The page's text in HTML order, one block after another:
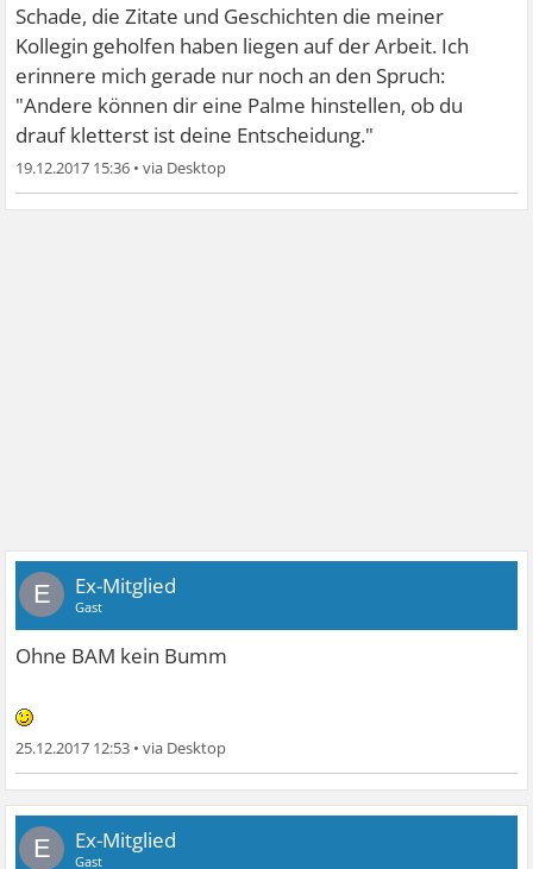
Schade, die Zitate und Geschichten die meiner
Kollegin geholfen haben liegen auf der Arbeit. Ich
erinnere mich gerade nur noch an den Spruch:
"Andere können dir eine Palme hinstellen, ob du
drauf kletterst ist deine Entscheidung."
19.12.2017 15:36 •
E Ex-Mitglied
Gast
Ohne BAM kein Bumm
25.12.2017 12:53 •
E Ex-Mitglied
Gast